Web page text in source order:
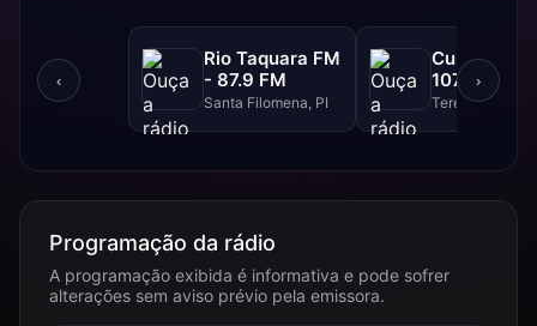
‹
Rio Taquara FM
- 87.9 FM
Santa Filomena, PI
Cultura FM
107.9 FM
Teresina, PI
›
Programação da rádio
A programação exibida é informativa e pode sofrer
alterações sem aviso prévio pela emissora.